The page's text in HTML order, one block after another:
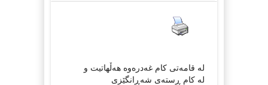
له‌ قامه‌تی كام غه‌دره‌وه‌ هه‌ڵهاتیت و
له‌ كام ڕسته‌ی شه‌ڕانگێزی